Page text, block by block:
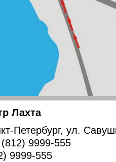
Лахта
Петербург, ул.
9999-555
9999-555